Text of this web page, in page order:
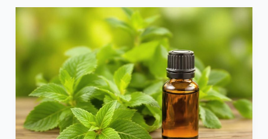
Peut-
boire
l’huile
essentielle
de
menthe